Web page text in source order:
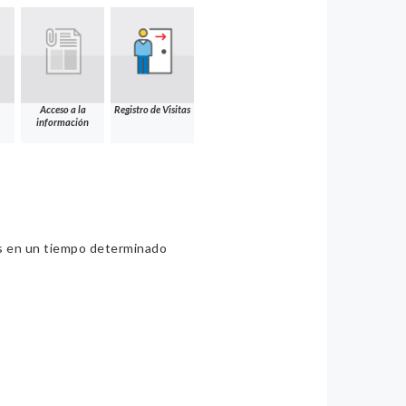
Acceso a la
información
Registro de Visitas
en un tiempo determinado